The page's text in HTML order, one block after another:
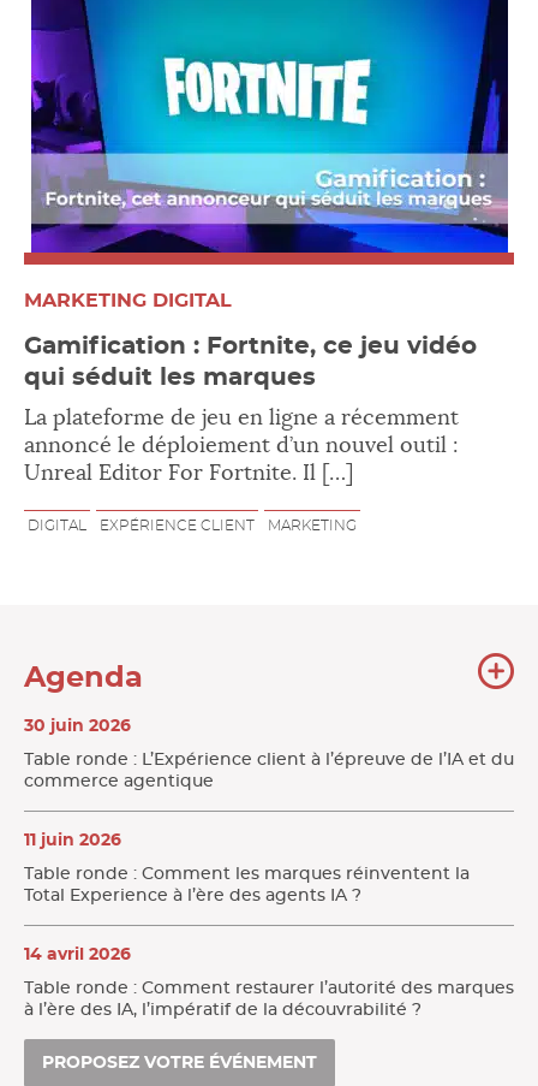
MARKETING DIGITAL
Gamification : Fortnite, ce jeu vidéo
qui séduit les marques
La plateforme de jeu en ligne a récemment
annoncé le déploiement d’un nouvel outil :
Unreal Editor For Fortnite. Il […]
DIGITAL EXPÉRIENCE CLIENT MARKETING
Agenda
30 juin 2026
Table ronde : L’Expérience client à l’épreuve de l’IA et du
commerce agentique
11 juin 2026
Table ronde : Comment les marques réinventent la
Total Experience à l’ère des agents IA ?
14 avril 2026
Table ronde : Comment restaurer l’autorité des marques
à l’ère des IA, l’impératif de la découvrabilité ?
PROPOSEZ VOTRE ÉVÉNEMENT